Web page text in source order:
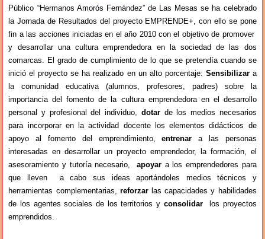
Público “Hermanos Amorós Fernández” de Las Mesas se ha celebrado
la Jornada de Resultados del proyecto EMPRENDE+, con ello se pone
fin a las acciones iniciadas en el año 2010 con el objetivo de promover
y desarrollar una cultura emprendedora en la sociedad de las dos
comarcas. El grado de cumplimiento de lo que se pretendía cuando se
inició el proyecto se ha realizado en un alto porcentaje: Sensibilizara
la comunidad educativa (alumnos, profesores, padres) sobre la
importancia del fomento de la cultura emprendedora en el desarrollo
personal y profesional del individuo, dotarde los medios necesarios
para incorporar en la actividad docente los elementos didácticos de
apoyo al fomento del emprendimiento,entrenara las personas
interesadas en desarrollar un proyecto emprendedor, la formación, el
asesoramiento y tutoría necesario,apoyar a los emprendedores para
que lleven a cabo sus ideas aportándoles medios técnicos y
herramientas complementarias, reforzarlas capacidades y habilidades
de los agentes sociales de los territorios y consolidar los proyectos
emprendidos.